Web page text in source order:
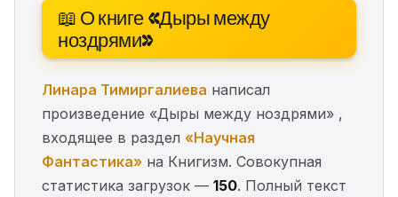
📖 О книге «Дыры между
ноздрями»
Линара Тимиргалиева написал
произведение «Дыры между ноздрями» ,
входящее в раздел «Научная
Фантастика» на Книгизм. Совокупная
статистика загрузок — 150. Полный текст